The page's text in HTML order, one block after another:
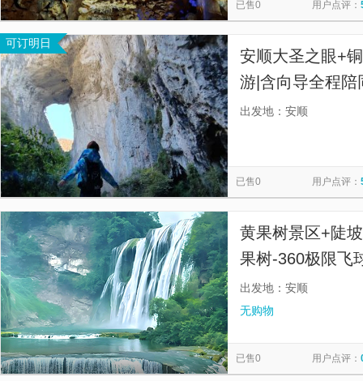
已售0 用户点评：
可订明日
安顺大圣之眼+
游|含向导全程
体验质量，专业
出发地：安顺
已售0 用户点评：
黄果树景区+陡
果树-360极限飞
1日往返直通车】
出发地：安顺
无购物
已售0 用户点评：